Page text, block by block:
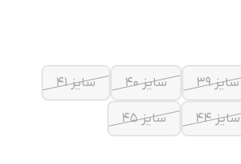
سایز 39 سایز 40 سایز 41
سایز 44
سایز 45